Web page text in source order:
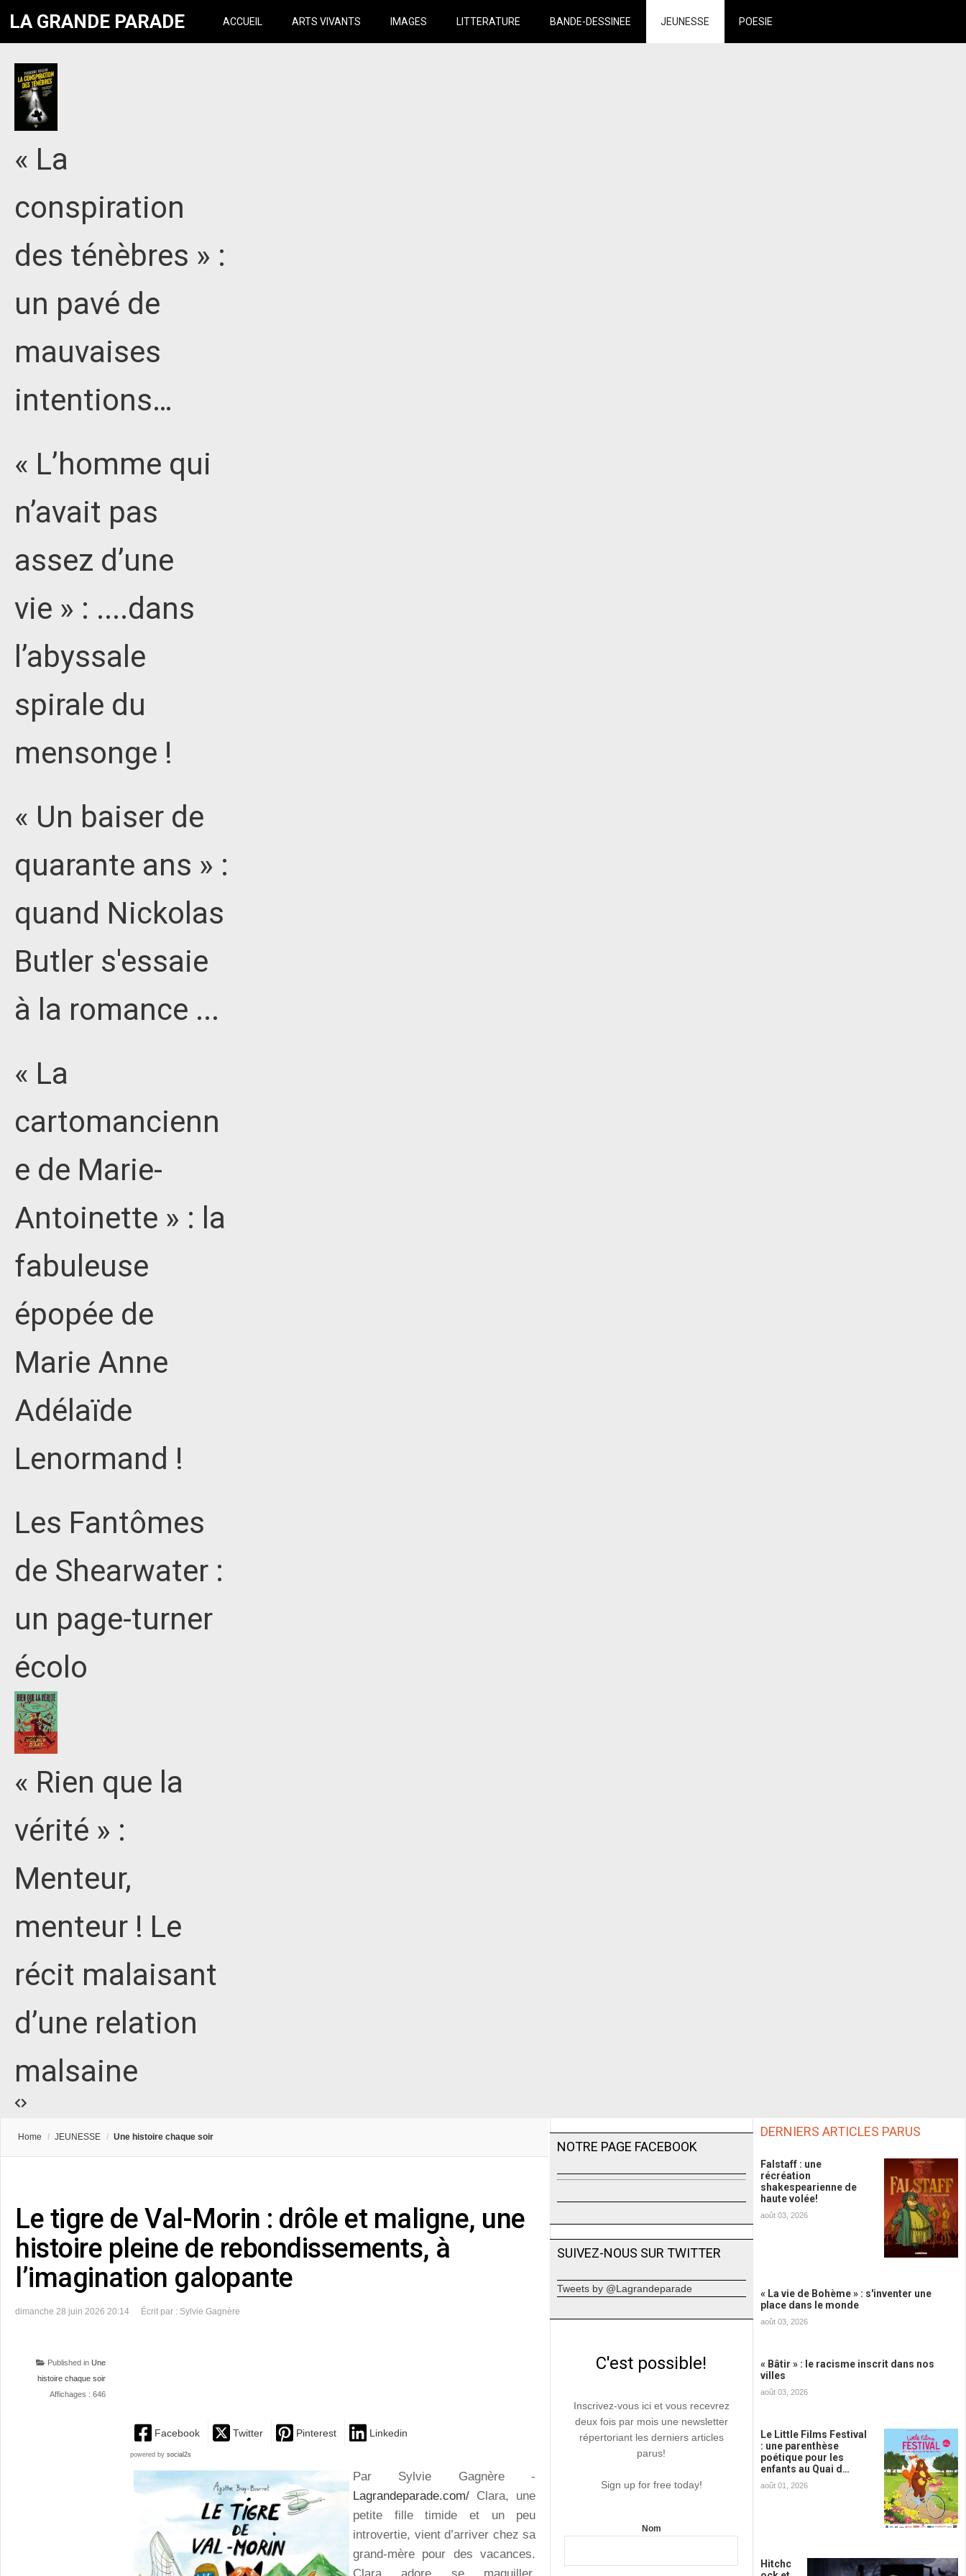
LA GRANDE PARADE ACCUEIL ARTS VIVANTS IMAGES LITTERATURE BANDE-DESSINEE JEUNESSE POESIE
« La
conspiration
des ténèbres » :
un pavé de
mauvaises
intentions…
« L’homme qui
n’avait pas
assez d’une
vie » : ....dans
l’abyssale
spirale du
mensonge !
« Un baiser de
quarante ans » :
quand Nickolas
Butler s'essaie
à la romance ...
« La
cartomancienn
e de Marie-
Antoinette » : la
fabuleuse
épopée de
Marie Anne
Adélaïde
Lenormand !
Les Fantômes
de Shearwater :
un page-turner
écolo
« Rien que la
vérité » :
Menteur,
menteur ! Le
récit malaisant
d’une relation
malsaine
Home / JEUNESSE / Une histoire chaque soir
Le tigre de Val-Morin : drôle et maligne, une
histoire pleine de rebondissements, à
l’imagination galopante
dimanche 28 juin 2026 20:14 Écrit par : Sylvie Gagnère
Published in Une
histoire chaque soir
Affichages : 646
Facebook Twitter Pinterest Linkedin
powered by social2s
Par Sylvie Gagnère -
Lagrandeparade.com/ Clara, une
petite fille timide et un peu
introvertie, vient d’arriver chez sa
grand-mère pour des vacances.
NOTRE PAGE FACEBOOK
SUIVEZ-NOUS SUR TWITTER
Tweets by @Lagrandeparade
C'est possible!
Inscrivez-vous ici et vous recevrez
deux fois par mois une newsletter
répertoriant les derniers articles
parus!
Sign up for free today!
Nom
DERNIERS ARTICLES PARUS
Falstaff : une
récréation
shakespearienne de
haute volée!
août 03, 2026
« La vie de Bohème » : s'inventer une
place dans le monde
août 03, 2026
« Bâtir » : le racisme inscrit dans nos
villes
août 03, 2026
Le Little Films Festival
: une parenthèse
poétique pour les
enfants au Quai d…
août 01, 2026
Hitchc